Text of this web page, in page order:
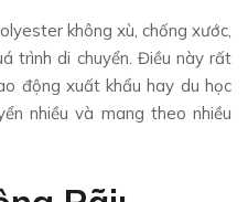
không xù, chống xước,
trình di chuyển. Điều này rất
động xuất khẩu hay du học
nhiều và mang theo nhiều